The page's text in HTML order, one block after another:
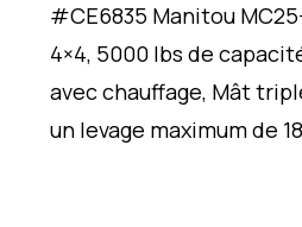
#CE6835 Manitou
4×4, 5000 lbs de
avec chauffage, Mât
un levage maximum de